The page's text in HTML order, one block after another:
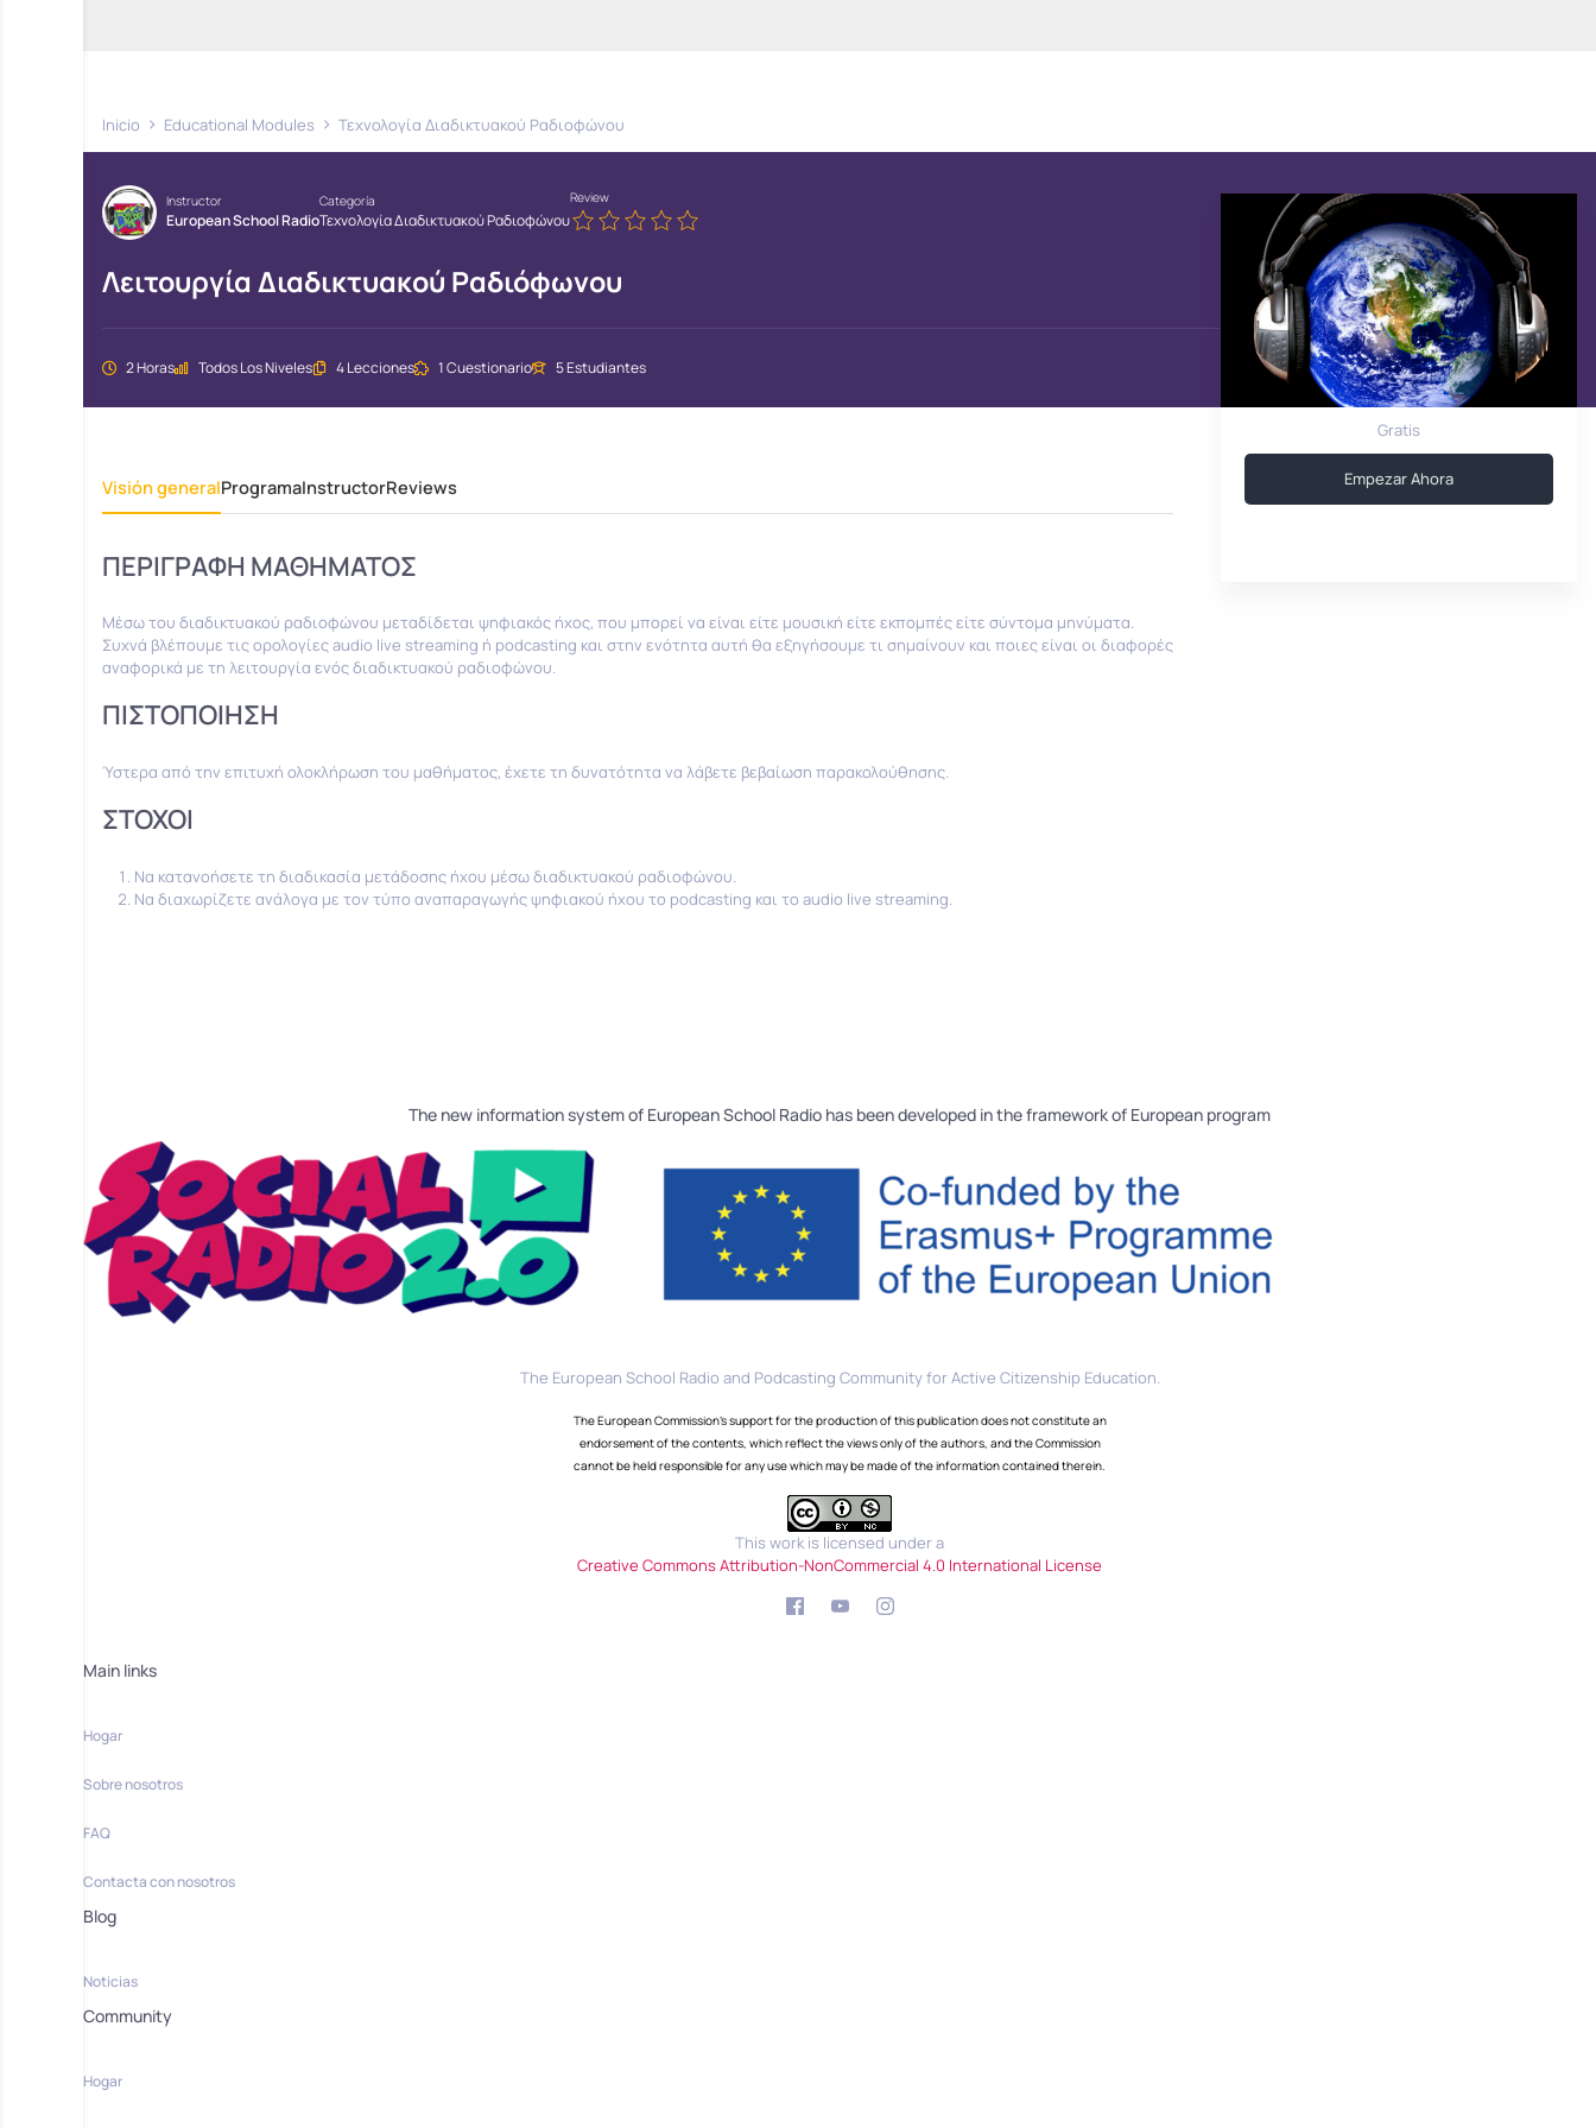
Inicio Educational Modules Τεχνολογία Διαδικτυακού Ραδιοφώνου
Instructor
European School Radio
Categoría
Τεχνολογία Διαδικτυακού Ραδιοφώνου
Review
Λειτουργία Διαδικτυακού Ραδιόφωνου
2 Horas Todos Los Niveles 4 Lecciones 1 Cuestionario 5 Estudiantes
Visión generalProgramaInstructorReviews
ΠΕΡΙΓΡΑΦΗ ΜΑΘΗΜΑΤΟΣ
Μέσω του διαδικτυακού ραδιοφώνου μεταδίδεται ψηφιακός ήχος, που μπορεί να είναι είτε μουσική είτε εκπομπές είτε σύντομα μηνύματα.
Συχνά βλέπουμε τις ορολογίες audio live streaming ή podcasting και στην ενότητα αυτή θα εξηγήσουμε τι σημαίνουν και ποιες είναι οι διαφορές
αναφορικά με τη λειτουργία ενός διαδικτυακού ραδιοφώνου.
ΠΙΣΤΟΠΟΙΗΣΗ
Ύστερα από την επιτυχή ολοκλήρωση του μαθήματος, έχετε τη δυνατότητα να λάβετε βεβαίωση παρακολούθησης.
ΣΤΟΧΟΙ
Να κατανοήσετε τη διαδικασία μετάδοσης ήχου μέσω διαδικτυακού ραδιοφώνου.
Να διαχωρίζετε ανάλογα με τον τύπο αναπαραγωγής ψηφιακού ήχου το podcasting και το audio live streaming.
Gratis
Empezar Ahora
The new information system of European School Radio has been developed in the framework of European program
The European School Radio and Podcasting Community for Active Citizenship Education.
The European Commission's support for the production of this publication does not constitute an
endorsement of the contents, which reflect the views only of the authors, and the Commission
cannot be held responsible for any use which may be made of the information contained therein.
This work is licensed under a
Creative Commons Attribution-NonCommercial 4.0 International License
Main links
Hogar
Sobre nosotros
FAQ
Contacta con nosotros
Blog
Noticias
Community
Hogar